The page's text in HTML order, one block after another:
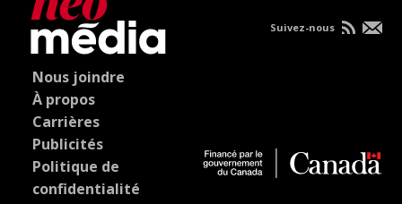
Nous joindre
À propos
Carrières
Publicités
Politique de
confidentialité
Suivez-nous